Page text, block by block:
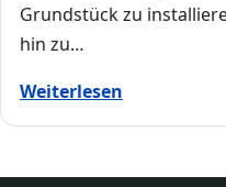
Grundstück zu
hin zu…
Weiterlesen